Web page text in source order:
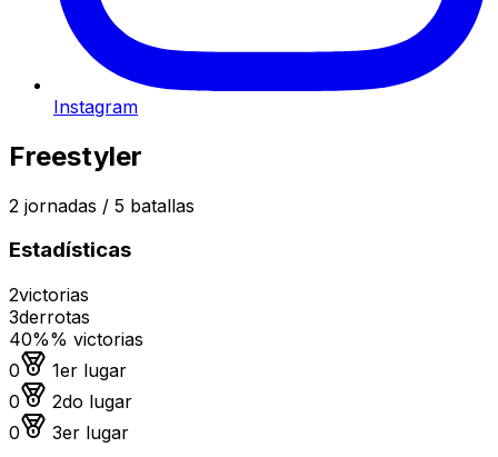
Instagram
Freestyler
2 jornadas / 5 batallas
Estadísticas
2victorias
3derrotas
40%% victorias
0
Medalla de oro
1er lugar
0
Medalla de plata
2do lugar
0
Medalla de bronce
3er lugar